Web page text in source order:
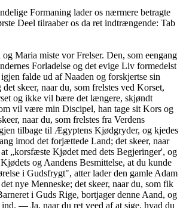
Formaning lader os nærmere betragte
Deel tilraaber os da ret indtrængende: Tab
Maria miste vor Frelser. Den, som eengang
Forladelse og det evige Liv formedelst
falde ud af Naaden og forskjertse sin
skeer, naar du, som frelstes ved Korset,
og ikke vil bære det længere, skjøndt
vil være min Discipel, han tage sit Kors og
naar du, som frelstes fra Verdens
tilbage til Ægyptens Kjødgryder, og kjedes
imod det forjættede Land; det skeer, naar
„korsfæste Kjødet med dets Begjeringer', og
og Aandens Besmittelse, at du kunde
i Gudsfrygt", atter lader den gamle Adam
nye Menneske; det skeer, naar du, som fik
i Guds Rige, bortjager denne Aand, og
— Ja, naar du ret veed af at sige, hvad du